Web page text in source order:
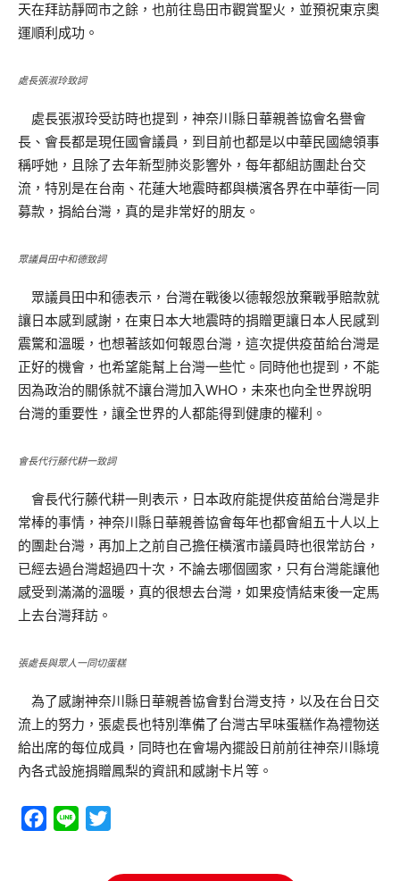
天在拜訪靜岡市之餘，也前往島田市觀賞聖火，並預祝東京奧
運順利成功。
處長張淑玲致詞
處長張淑玲受訪時也提到，神奈川縣日華親善協會名譽會
長、會長都是現任國會議員，到目前也都是以中華民國總領事
稱呼她，且除了去年新型肺炎影響外，每年都組訪團赴台交
流，特別是在台南、花蓮大地震時都與橫濱各界在中華街一同
募款，捐給台灣，真的是非常好的朋友。
眾議員田中和德致詞
眾議員田中和德表示，台灣在戰後以德報怨放棄戰爭賠款就
讓日本感到感謝，在東日本大地震時的捐贈更讓日本人民感到
震驚和溫暖，也想著該如何報恩台灣，這次提供疫苗給台灣是
正好的機會，也希望能幫上台灣一些忙。同時他也提到，不能
因為政治的關係就不讓台灣加入WHO，未來也向全世界說明
台灣的重要性，讓全世界的人都能得到健康的權利。
會長代行藤代耕一致詞
會長代行藤代耕一則表示，日本政府能提供疫苗給台灣是非
常棒的事情，神奈川縣日華親善協會每年也都會組五十人以上
的團赴台灣，再加上之前自己擔任橫濱市議員時也很常訪台，
已經去過台灣超過四十次，不論去哪個國家，只有台灣能讓他
感受到滿滿的溫暖，真的很想去台灣，如果疫情結束後一定馬
上去台灣拜訪。
張處長與眾人一同切蛋糕
為了感謝神奈川縣日華親善協會對台灣支持，以及在台日交
流上的努力，張處長也特別準備了台灣古早味蛋糕作為禮物送
給出席的每位成員，同時也在會場內擺設日前前往神奈川縣境
內各式設施捐贈鳳梨的資訊和感謝卡片等。
Facebook
Line